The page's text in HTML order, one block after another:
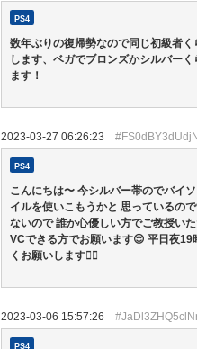
PS4
数年ぶりの復帰勢なので同じ初級者
します、ベガでブロンズかシルバー
ます！
2023-03-27 06:26:23
PS4
こんにちは〜 今シルバー帯のでバイ
イルを使いこもうかと 思っているの
ないので 誰か心優しい方でご教授い
VCできる方でお願います😌 平日夜
くお願いします🙇‍♀️
2023-03-06 15:57:26
PS4